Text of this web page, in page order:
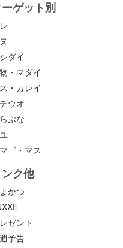
ーゲット別
ダイ
・マダイ
・カレイ
ウオ
ぶな
ゴ・マス
ンク他
かつ
ゼント
予告